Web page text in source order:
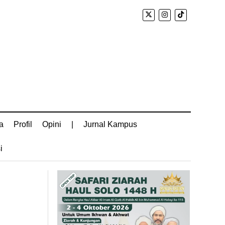
Profil Opini Jurnal Kampus